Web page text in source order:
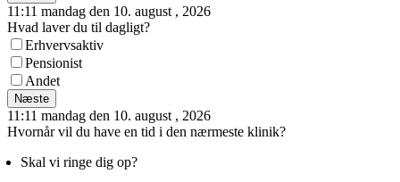
11:11 mandag den 10. august , 2026
Hvad laver du til dagligt?
Erhvervsaktiv
Pensionist
Andet
Næste
11:11 mandag den 10. august , 2026
Hvornår vil du have en tid i den nærmeste klinik?
Skal vi ringe dig op?